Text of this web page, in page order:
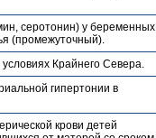
серотонин) у беременных
(промежуточный).
Крайнего Севера.
гипертонии в
крови детей